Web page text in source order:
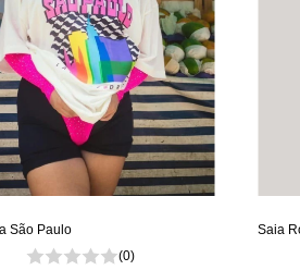
São Paulo
(0)
Saia